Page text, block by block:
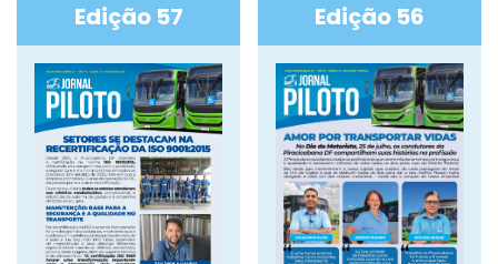
Edição 57 Edição 56